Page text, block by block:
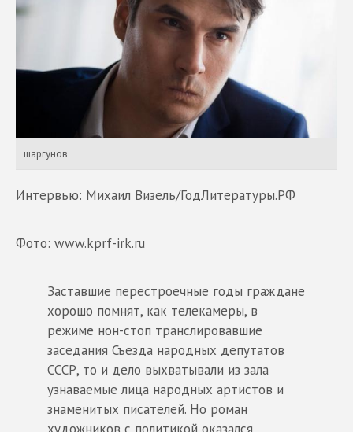
шаргунов
Интервью: Михаил Визель/ГодЛитературы.РФ
Фото: www.kprf-irk.ru
Заставшие перестроечные годы граждане
хорошо помнят, как телекамеры, в
режиме нон-стоп транслировавшие
заседания Съезда народных депутатов
СССР, то и дело выхватывали из зала
узнаваемые лица народных артистов и
знаменитых писателей. Но роман
художников с политикой оказался